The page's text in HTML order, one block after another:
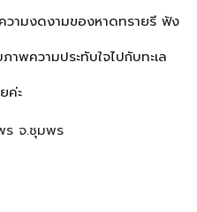
ามงดงามของหาดทรายรี ฟัง
พความประทับใจไปกับทะเล
ค่ะ
ร จ.ชุมพร